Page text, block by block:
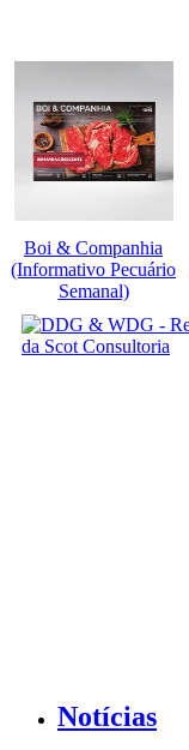
Boi & Companhia
(Informativo Pecuário
Semanal)
Notícias